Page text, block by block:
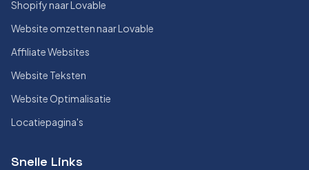
Shopify naar Lovable
Website omzetten naar Lovable
Affiliate Websites
Website Teksten
Website Optimalisatie
Locatiepagina's
Snelle Links